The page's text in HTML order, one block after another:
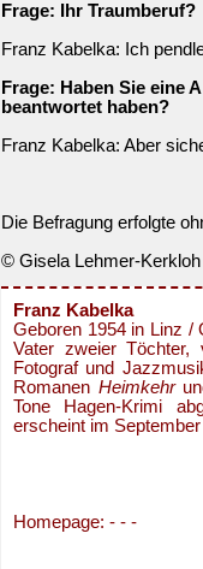
Frage: Ihr Traumberuf?
Franz Kabelka: Ich
Frage: Haben Sie eine
beantwortet haben?
Franz Kabelka: Aber
Die Befragung erfolgte
© Gisela Lehmer-
Franz Kabelka
Geboren 1954 in Linz /
Vater zweier Töchter,
Fotograf und
Romanen Heimkehr
Tone Hagen-Krimi
erscheint im
Homepage: - - -